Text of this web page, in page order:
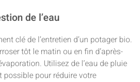
de l’eau
clé de l’entretien d’un potager bio.
tôt le matin ou en fin d’après-
Utilisez de l’eau de pluie
possible pour réduire votre